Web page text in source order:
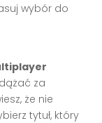
wybór do
za
że nie
tytuł, który